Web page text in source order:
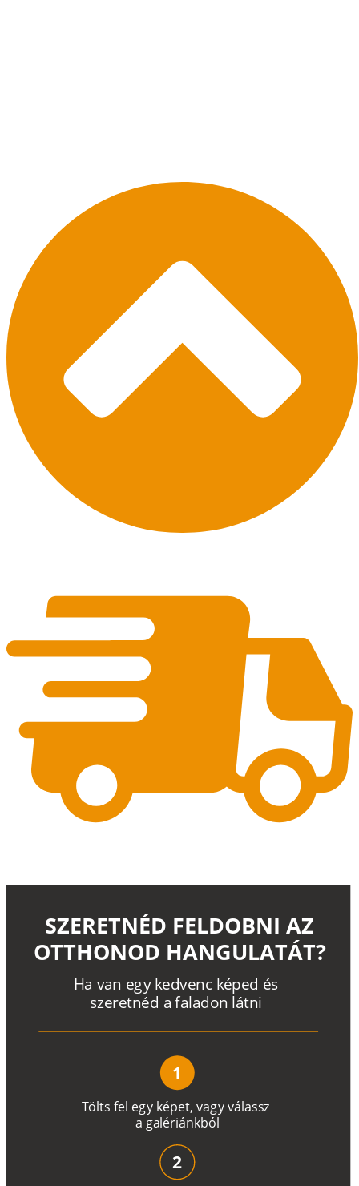
Tölts fel egy képet, vagyválassz
a galériánkból
Ha van egy kedvenc képed és
szeretnéd a faladon látni
SZERETNÉD FELDOBNI AZ
OTTHONOD HANGULATÁT?
1
2